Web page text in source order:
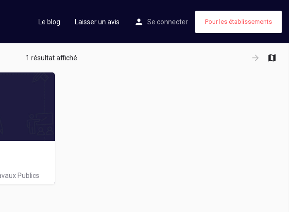
Le blog Laisser un avis Se connecter Pour les établissements
1 résultat affiché
Publics